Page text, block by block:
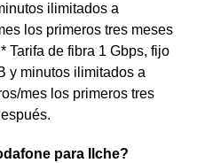
ilimitados a
los primeros tres meses
Tarifa de fibra 1 Gbps, fijo
y minutos ilimitados a
mes los primeros tres
para Ilche?